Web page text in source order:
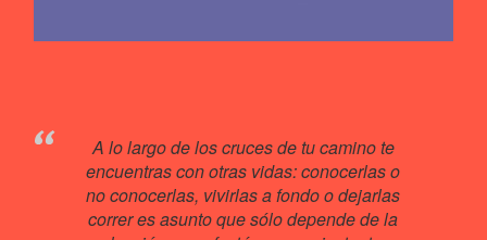
A lo largo de los cruces de tu camino te
encuentras con otras vidas: conocerlas o
no conocerlas, vivirlas a fondo o dejarlas
correr es asunto que sólo depende de la